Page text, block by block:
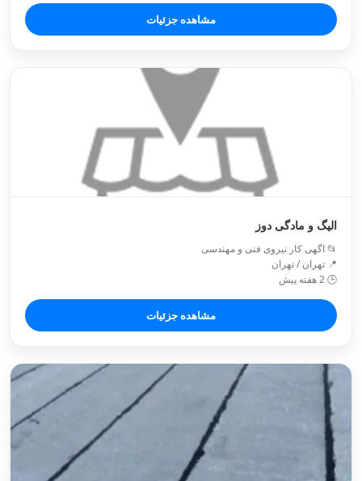
مشاهده جزئیات
الیگ و مادگی دوز
📂 اگهی کار نیروی فنی و مهندسی
📍 تهران / تهران
🕒 2 هفته پیش
مشاهده جزئیات